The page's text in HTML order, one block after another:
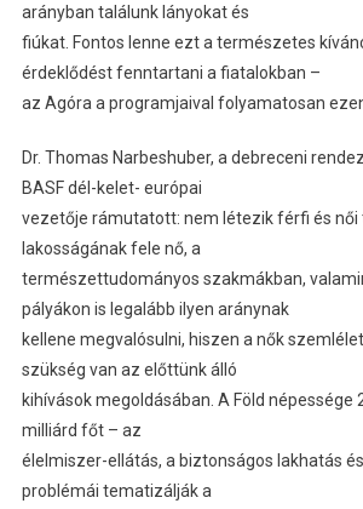
arányban találunk lányokat és
fiúkat. Fontos lenne ezt a természetes
érdeklődést fenntartani a fiatalokban –
az Agóra a programjaival folyamatosan
Dr. Thomas Narbeshuber, a debreceni
BASF dél-kelet- európai
vezetője rámutatott: nem létezik férfi és női
lakosságának fele nő, a
természettudományos szakmákban,
pályákon is legalább ilyen aránynak
kellene megvalósulni, hiszen a nők
szükség van az előttünk álló
kihívások megoldásában. A Föld népessége
milliárd főt – az
élelmiszer-ellátás, a biztonságos lakhatás
problémái tematizálják a